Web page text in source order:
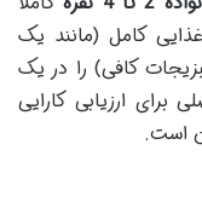
کامل (مانند یک
کافی) را در یک
برای ارزیابی کارایی